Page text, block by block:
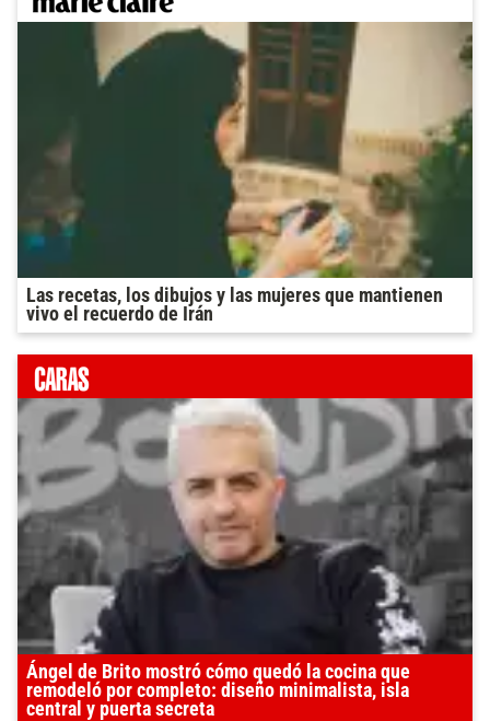
Las recetas, los dibujos y las mujeres que mantienen
vivo el recuerdo de Irán
Ángel de Brito mostró cómo quedó la cocina que
remodeló por completo: diseño minimalista, isla
central y puerta secreta